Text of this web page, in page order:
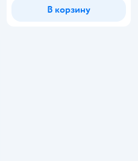
В корзину